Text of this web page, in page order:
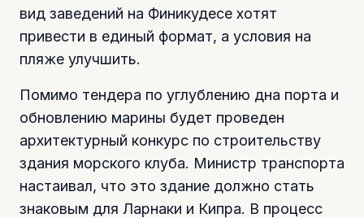
вид заведений на Финикудесе хотят
привести в единый формат, а условия на
пляже улучшить.
Помимо тендера по углублению дна порта и
обновлению марины будет проведен
архитектурный конкурс по строительству
здания морского клуба. Министр транспорта
настаивал, что это здание должно стать
знаковым для Ларнаки и Кипра. В процесс